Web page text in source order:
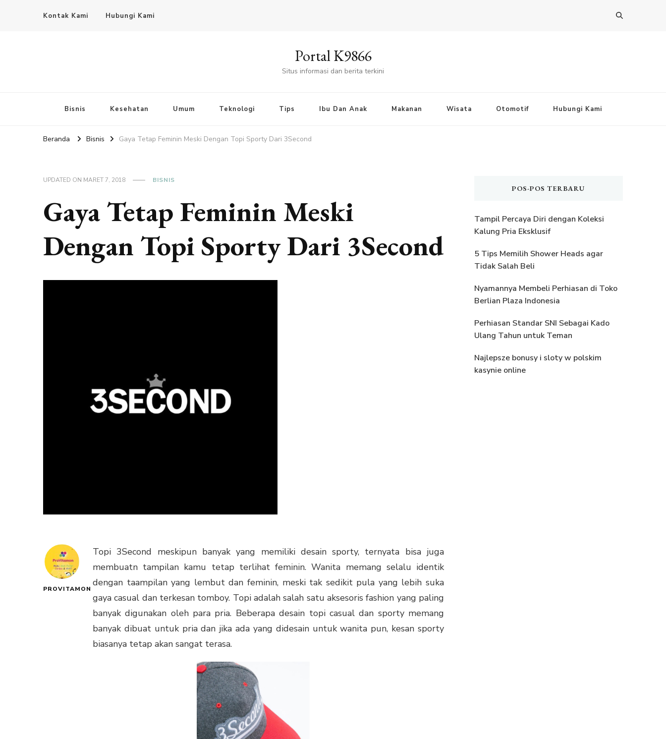
Kontak Kami Hubungi Kami
Portal K9866
Situs informasi dan berita terkini
Bisnis Kesehatan Umum Teknologi Tips Ibu Dan Anak Makanan Wisata Otomotif Hubungi Kami
Beranda Bisnis Gaya Tetap Feminin Meski Dengan Topi Sporty Dari 3Second
UPDATED ON MARET 7, 2018 BISNIS
Gaya Tetap Feminin Meski
Dengan Topi Sporty Dari 3Second
PROVITAMON
Topi 3Second meskipun banyak yang memiliki desain sporty, ternyata bisa juga
membuatn tampilan kamu tetap terlihat feminin. Wanita memang selalu identik
dengan taampilan yang lembut dan feminin, meski tak sedikit pula yang lebih suka
gaya casual dan terkesan tomboy. Topi adalah salah satu aksesoris fashion yang paling
banyak digunakan oleh para pria. Beberapa desain topi casual dan sporty memang
banyak dibuat untuk pria dan jika ada yang didesain untuk wanita pun, kesan sporty
biasanya tetap akan sangat terasa.
POS-POS TERBARU
Tampil Percaya Diri dengan Koleksi
Kalung Pria Eksklusif
5 Tips Memilih Shower Heads agar
Tidak Salah Beli
Nyamannya Membeli Perhiasan di Toko
Berlian Plaza Indonesia
Perhiasan Standar SNI Sebagai Kado
Ulang Tahun untuk Teman
Najlepsze bonusy i sloty w polskim
kasynie online